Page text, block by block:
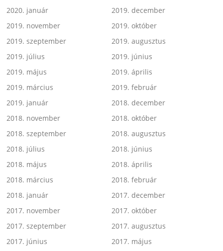
2020. január
2019. december
2019. november
2019. október
2019. szeptember
2019. augusztus
2019. július
2019. június
2019. május
2019. április
2019. március
2019. február
2019. január
2018. december
2018. november
2018. október
2018. szeptember
2018. augusztus
2018. július
2018. június
2018. május
2018. április
2018. március
2018. február
2018. január
2017. december
2017. november
2017. október
2017. szeptember
2017. augusztus
2017. június
2017. május